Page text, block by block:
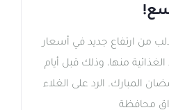
من ارتفاع جديد في أسعار
منها، وذلك قبل أيام
المبارك. الرد على الغلاء
محافظة